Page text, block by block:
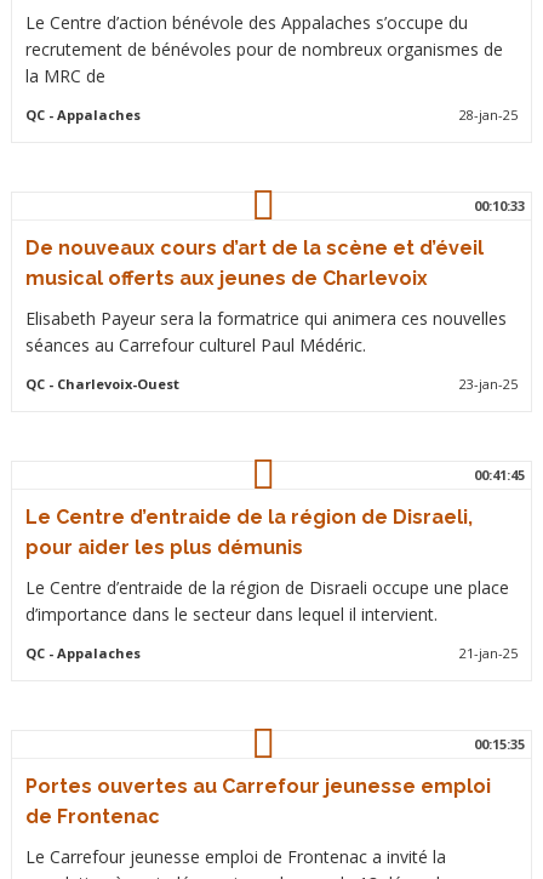
Le Centre d’action bénévole des Appalaches s’occupe du
recrutement de bénévoles pour de nombreux organismes de
la MRC de
QC- Appalaches 28-jan-25
00:10:33
De nouveaux cours d’art de la scène et d’éveil
musical offerts aux jeunes de Charlevoix
Elisabeth Payeur sera la formatrice qui animera ces nouvelles
séances au Carrefour culturel Paul Médéric.
QC- Charlevoix-Ouest 23-jan-25
00:41:45
Le Centre d’entraide de la région de Disraeli,
pour aider les plus démunis
Le Centre d’entraide de la région de Disraeli occupe une place
d’importance dans le secteur dans lequel il intervient.
QC- Appalaches 21-jan-25
00:15:35
Portes ouvertes au Carrefour jeunesse emploi
de Frontenac
Le Carrefour jeunesse emploi de Frontenac a invité la